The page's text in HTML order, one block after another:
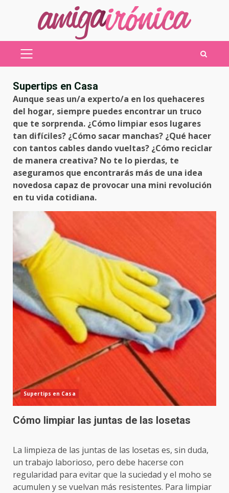
MENÚ
Supertips en Casa
Aunque seas un/a experto/a en los quehaceres
del hogar, siempre puedes encontrar un truco
que te sorprenda. ¿Cómo limpiar esos lugares
tan difíciles? ¿Cómo sacar manchas? ¿Qué hacer
con tantos cables dando vueltas? ¿Cómo reciclar
de manera creativa? No te lo pierdas, te
aseguramos que encontrarás más de una idea
novedosa capaz de provocar una mini revolución
en tu vida cotidiana.
Supertips en Casa
Cómo limpiar las juntas de las losetas
La limpieza de las juntas de las losetas es, sin duda,
un trabajo laborioso, pero debe hacerse con
regularidad para evitar que la suciedad y el moho se
acumulen y se vuelvan más resistentes. Para limpiar